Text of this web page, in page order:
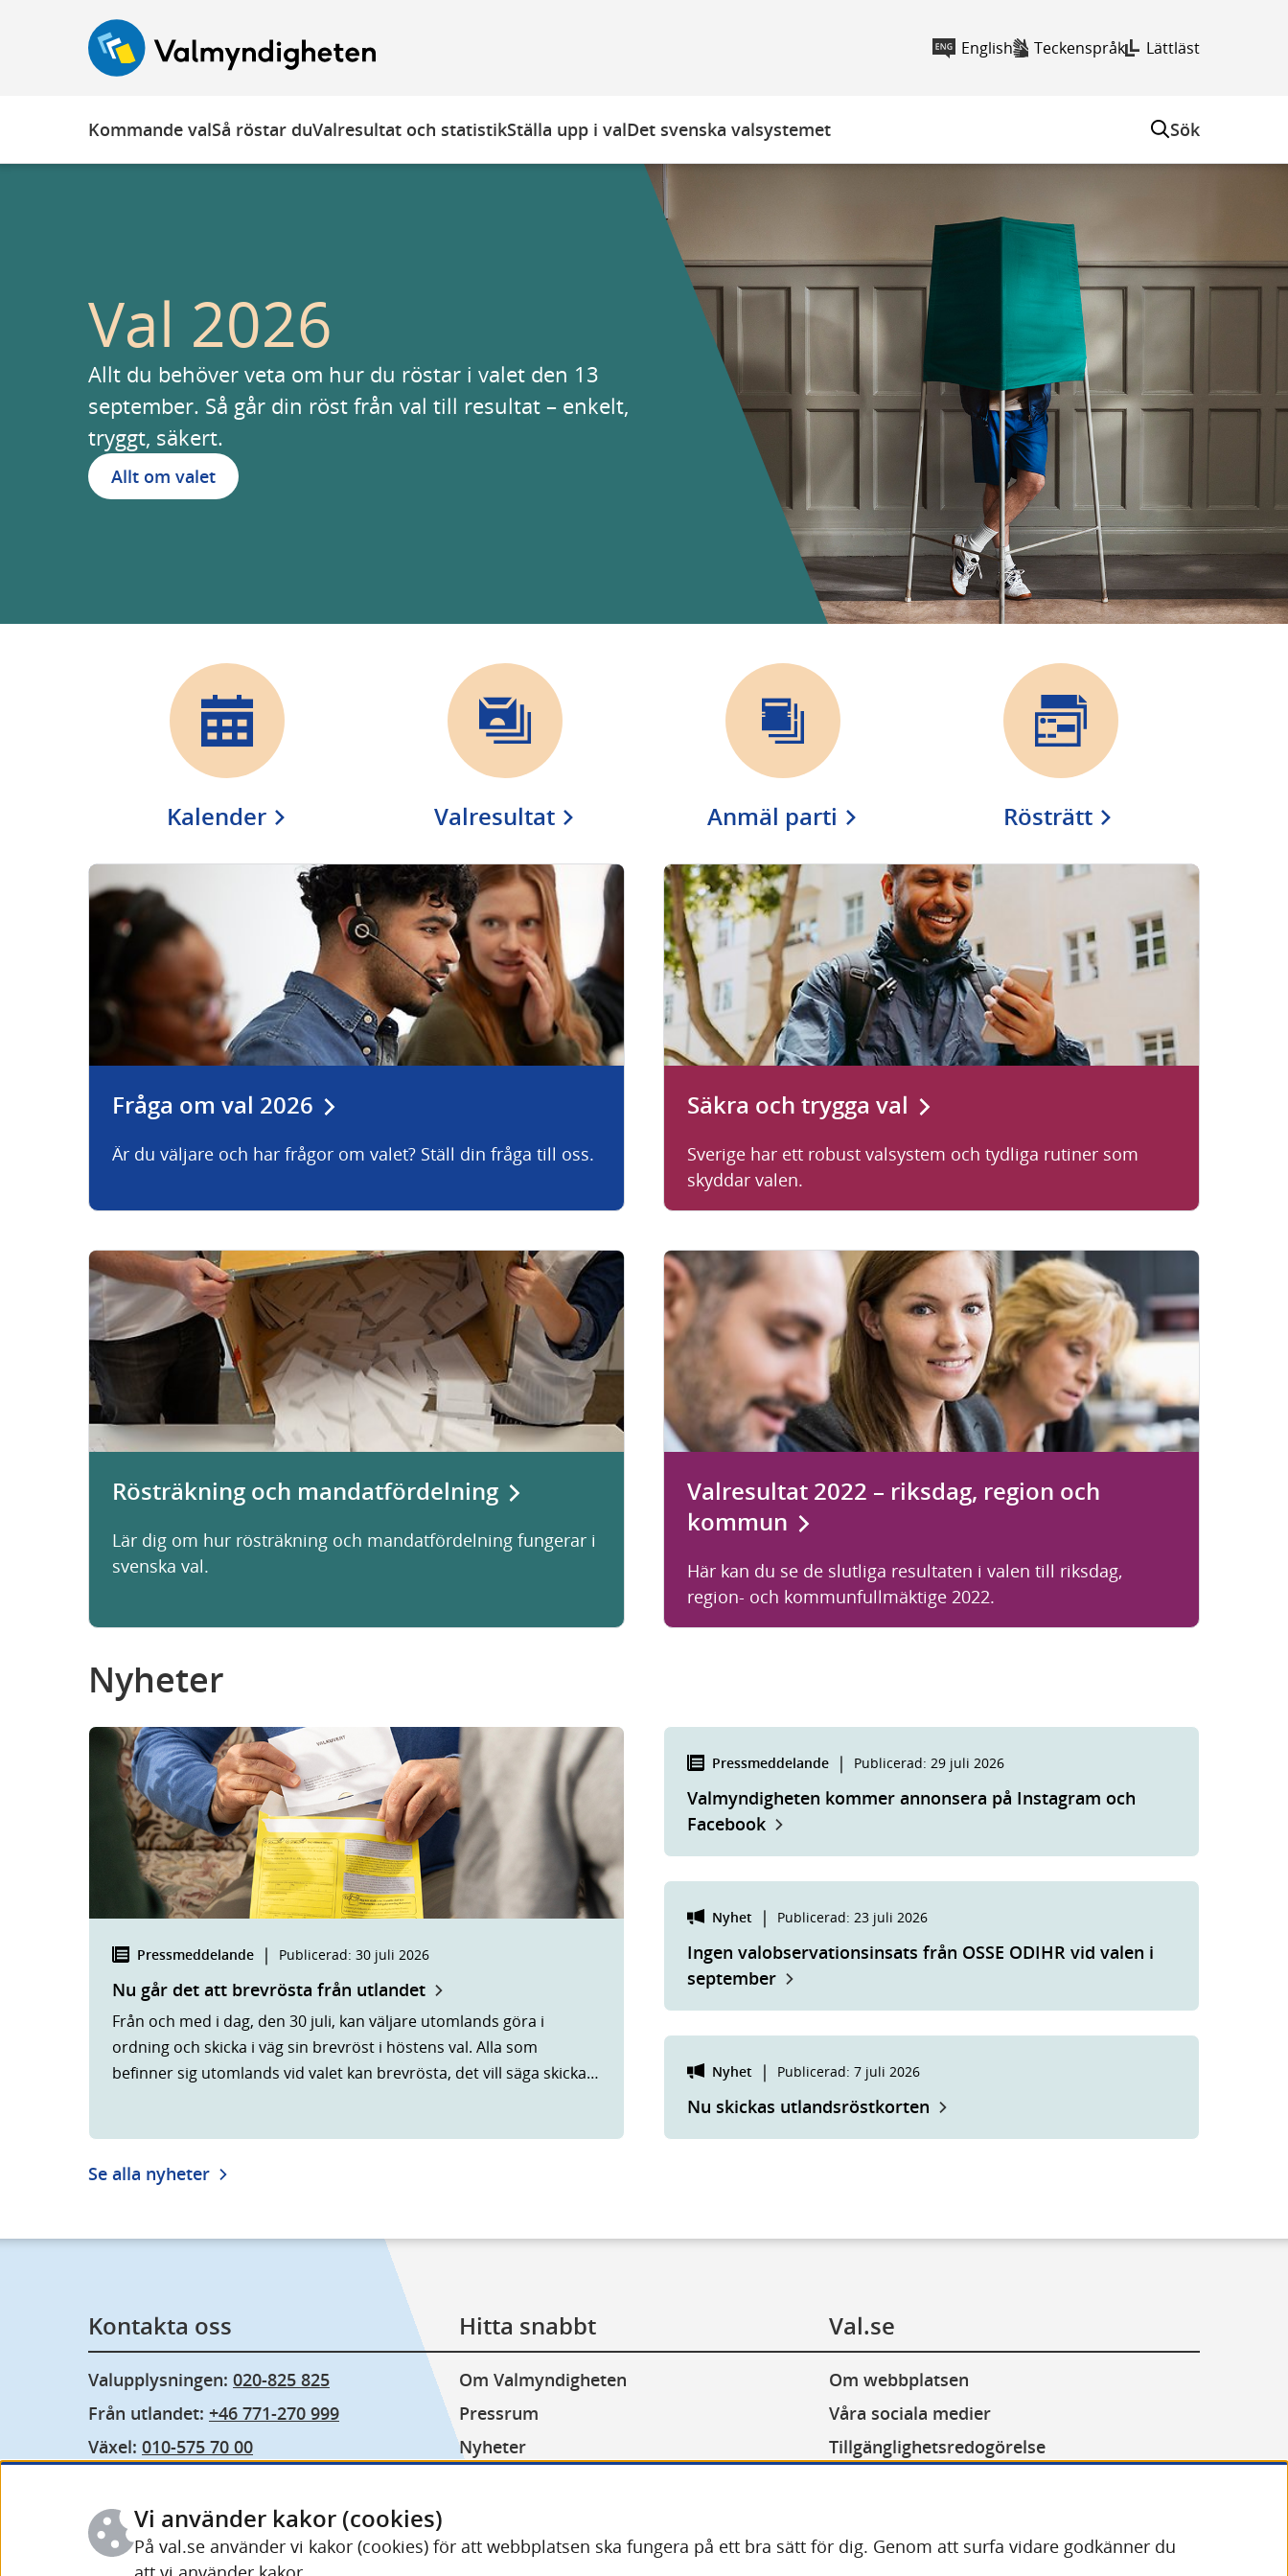
English Teckenspråk Lättläst
Kommande valSå röstar duValresultat och statistikStälla upp i valDet svenska valsystemet
Sök
Val 2026
Allt du behöver veta om hur du röstar i valet den 13
september. Så går din röst från val till resultat – enkelt,
tryggt, säkert.
Allt om valet
Kalender Valresultat Anmäl parti Rösträtt
Fråga om val 2026
Är du väljare och har frågor om valet? Ställ din fråga till oss.
Säkra och trygga val
Sverige har ett robust valsystem och tydliga rutiner som
skyddar valen.
Rösträkning och mandatfördelning
Lär dig om hur rösträkning och mandatfördelning fungerar i
svenska val.
Valresultat 2022 – riksdag, region och
kommun
Här kan du se de slutliga resultaten i valen till riksdag,
region- och kommunfullmäktige 2022.
Nyheter
Pressmeddelande | Publicerad: 30 juli 2026
Nu går det att brevrösta från utlandet
Från och med i dag, den 30 juli, kan väljare utomlands göra i
ordning och skicka i väg sin brevröst i höstens val. Alla som
befinner sig utomlands vid valet kan brevrösta, det vill säga skicka
Pressmeddelande | Publicerad: 29 juli 2026
Valmyndigheten kommer annonsera på Instagram och
Facebook
Nyhet | Publicerad: 23 juli 2026
Ingen valobservationsinsats från OSSE ODIHR vid valen i
september
Nyhet | Publicerad: 7 juli 2026
Nu skickas utlandsröstkorten
Se alla nyheter
Kontakta oss
Valupplysningen: 020-825 825
Från utlandet: +46 771-270 999
Växel: 010-575 70 00
Hitta snabbt
Om Valmyndigheten
Pressrum
Nyheter
Other languages
Val.se
Om webbplatsen
Våra sociala medier
Tillgänglighetsredogörelse
r
Vi använder kakor (cookies)
På val.se använder vi kakor (cookies) för att webbplatsen ska fungera på ett bra sätt för dig. Genom att surfa vidare godkänner du
r